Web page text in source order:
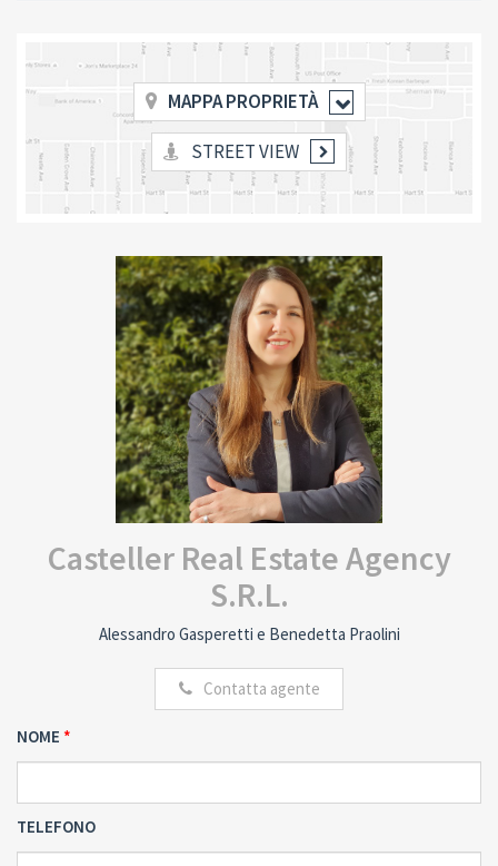
MAPPA PROPRIETÀ
STREET VIEW
Casteller Real Estate Agency
S.R.L.
Alessandro Gasperetti e Benedetta Praolini
Contatta agente
NOME
TELEFONO